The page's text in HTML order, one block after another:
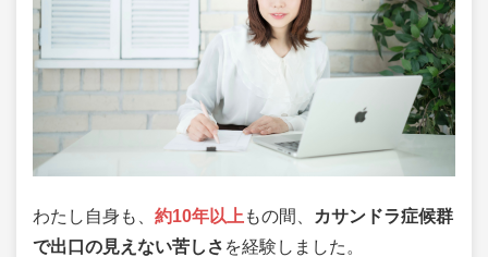
わたし自身も、 約10年以上 もの間、
カサンドラ症候群
で出口の見えない苦しさ を経験しました。